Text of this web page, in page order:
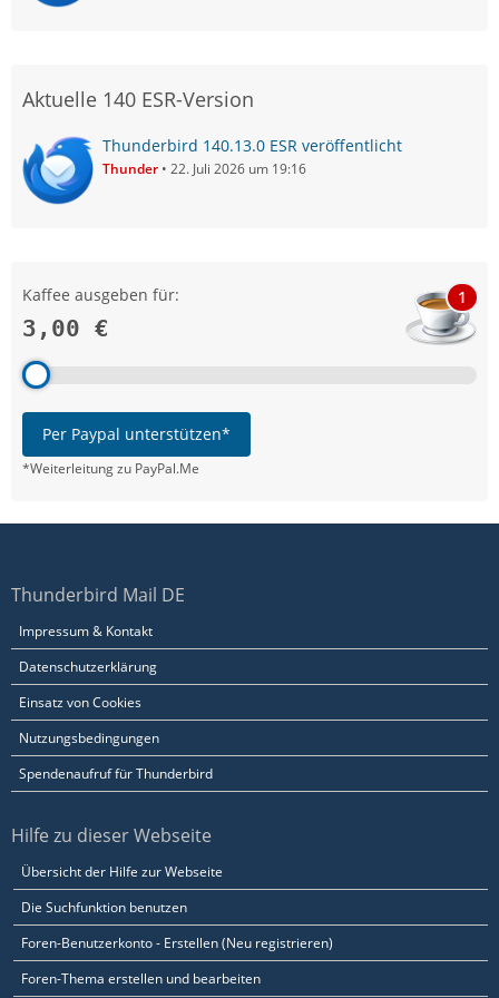
Aktuelle 140 ESR-Version
Thunderbird 140.13.0 ESR veröffentlicht
Thunder 22. Juli 2026 um 19:16
Kaffee ausgeben für:
3,00 €
1
Per Paypal unterstützen*
*Weiterleitung zu PayPal.Me
Thunderbird Mail DE
Impressum & Kontakt
Datenschutzerklärung
Einsatz von Cookies
Nutzungsbedingungen
Spendenaufruf für Thunderbird
Hilfe zu dieser Webseite
Übersicht der Hilfe zur Webseite
Die Suchfunktion benutzen
Foren-Benutzerkonto - Erstellen (Neu registrieren)
Foren-Thema erstellen und bearbeiten